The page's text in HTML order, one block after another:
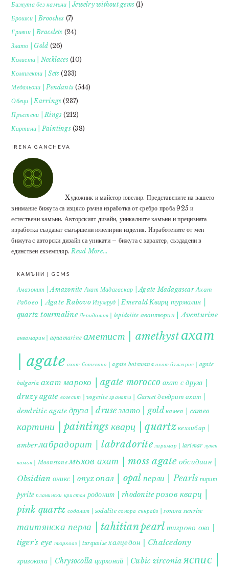
Бижута без камъни | Jewelry without gems (1)
Брошки | Brooches (7)
Гривни | Bracelets (24)
Злато | Gold (26)
Колиета | Necklaces(10)
Комплекти | Sets (233)
Медальони | Pendants (544)
Обеци | Earrings (237)
Пръстени | Rings (212)
Картини | Paintings(38)
IRENA GANCHEVA
Xудожник и майстор ювелир. Представените на вашето
внимание бижута са изцяло ръчна изработка от сребро проба 925 и
естествени камъни. Авторският дизайн, уникалните камъни и прецизната
изработка създават съвършени ювелирни изделия. Изработените от мен
бижута с авторски дизайн са уникати – бижута с характер, създадени в
единствен екземпляр.Read More…
КАМЪНИ | GEMS
Амазонит | Amazonite Ахат Мадагаскар | Agate Madagascar Ахат
Рабово | Agate Rabovo Изумруд | Emerald Кварц турмалин |
quartz tourmaline Лепидолит | lepidolite авантюрин | Aventurine
аквамарин | aquamarine аметист | amethystахат
| agate ахат ботсвана | agate botswana ахат българия | agate
bulgaria ахат мароко | agate morocco ахат с друза |
druzy agate вогесит | vogesite гранати | Garnet дендрит ахат |
dendritic agate друза | druse злато | gold камея | cameo
картини | paintings кварц | quartzкехлибар |
amberлабрадорит | labradorite ларимар | larimar лунен
камък | Moonstone мъхов ахат | moss agate обсидиан |
Obsidian оникс | onyxопал | opal перли | Pearls пирит |
pyrite планински кристал родонит | rhodonite розов кварц |
pink quartz содалит | sodalite сонора сънрайз | sonora sunrise
таитянска перла | tahitian pearl тигрово око |
tiger's eye тюркоаз | turquoise халцедон | Chalcedony
хризокола | Chrysocolla цирконий | Cubic zirconia яспис |